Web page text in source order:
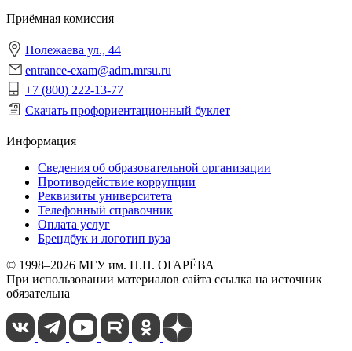
Приёмная комиссия
Полежаева ул., 44
entrance-exam@adm.mrsu.ru
+7 (800) 222-13-77
Скачать профориентационный буклет
Информация
Сведения об образовательной организации
Противодействие коррупции
Реквизиты университета
Телефонный справочник
Оплата услуг
Брендбук и логотип вуза
© 1998–2026 МГУ им. Н.П. ОГАРЁВА
При использовании материалов сайта ссылка на источник
обязательна